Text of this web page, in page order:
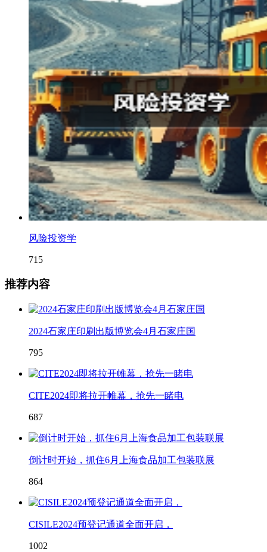
风险投资学
715
推荐内容
2024石家庄印刷出版博览会4月石家庄国
795
CITE2024即将拉开帷幕，抢先一睹电
687
倒计时开始，抓住6月上海食品加工包装联展
864
CISILE2024预登记通道全面开启，
1002